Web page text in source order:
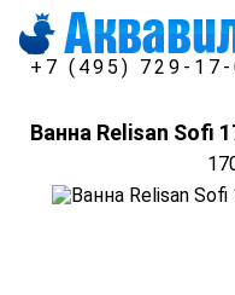
+7 (495) 729-17-
Ванна Relisan Sofi